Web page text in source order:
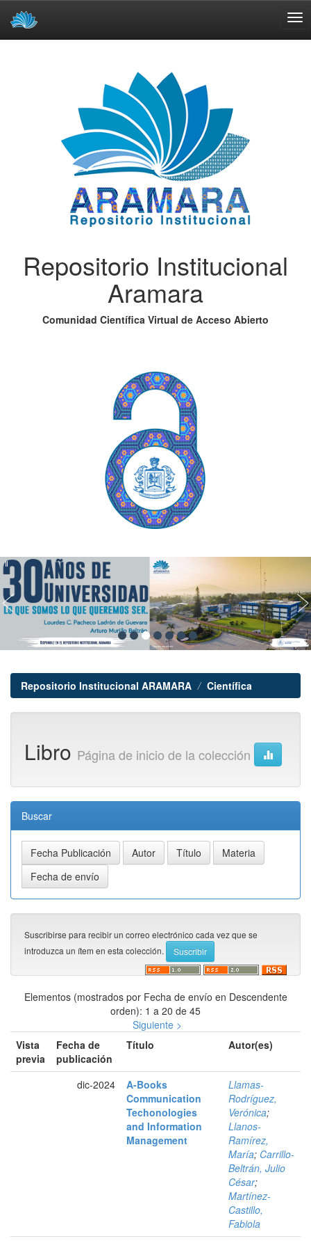
Repositorio Institucional
Aramara
Comunidad Científica Virtual de Acceso Abierto
Repositorio Institucional ARAMARA Científica
Libro Página de inicio de la colección
Buscar
Suscribirse para recibir un correo electrónico cada vez que se
introduzca un ítem en esta colección.
Elementos (mostrados por Fecha de envío en Descendente
orden): 1 a 20 de 45
Siguiente >
Vista
previa
Fecha de
publicación
Título Autor(es)
dic-2024
A-Books
Communication
Techonologies
and Information
Management
Llamas-
Rodríguez,
Verónica;
Llanos-
Ramírez,
María; Carrillo-
Beltrán, Julio
César;
Martínez-
Castillo,
Fabiola